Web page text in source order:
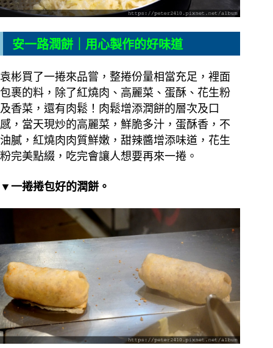
安一路潤餅｜用心製作的好味道
袁彬買了一捲來品嘗，整捲份量相當充足，裡面
包裹的料，除了紅燒肉、高麗菜、蛋酥、花生粉
及香菜，還有肉鬆！肉鬆增添潤餅的層次及口
感，當天現炒的高麗菜，鮮脆多汁，蛋酥香，不
油膩，紅燒肉肉質鮮嫩，甜辣醬增添味道，花生
粉完美點綴，吃完會讓人想要再來一捲。
▼一捲捲包好的潤餅。